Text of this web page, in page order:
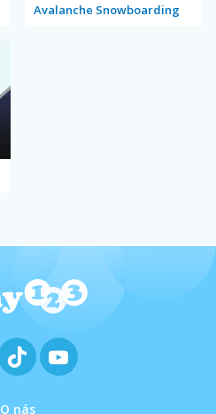
Avalanche Snowboarding
O nás